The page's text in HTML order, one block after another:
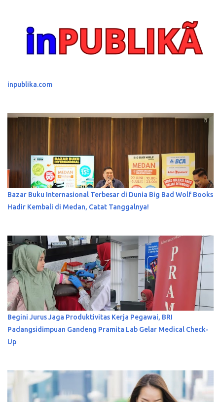
inpublika.com
Bazar Buku Internasional Terbesar di Dunia Big Bad Wolf Books
Hadir Kembali di Medan, Catat Tanggalnya!
Begini Jurus Jaga Produktivitas Kerja Pegawai, BRI
Padangsidimpuan Gandeng Pramita Lab Gelar Medical Check-
Up